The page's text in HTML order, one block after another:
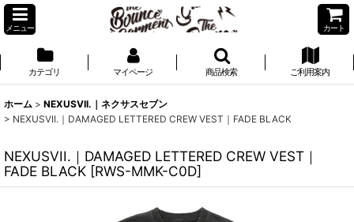
メニュー カート
カテゴリ マイページ 商品検索 ご利用案内
ホーム > NEXUSVII.｜ネクサスセブン
> NEXUSVII.｜DAMAGED LETTERED CREW VEST｜FADE BLACK
NEXUSVII.｜DAMAGED LETTERED CREW VEST｜
FADE BLACK [RWS-MMK-C0D]